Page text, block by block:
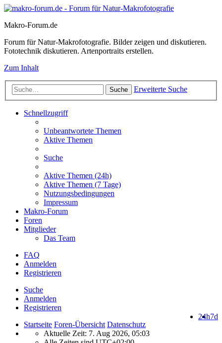
Makro-Forum.de
Forum für Natur-Makrofotografie. Bilder zeigen und diskutieren.
Fototechnik diskutieren. Artenportraits erstellen.
Zum Inhalt
Suche Erweiterte Suche
Schnellzugriff
Unbeantwortete Themen
Aktive Themen
Suche
Aktive Themen (24h)
Aktive Themen (7 Tage)
Nutzungsbedingungen
Impressum
Makro-Forum
Foren
Mitglieder
Das Team
FAQ
Anmelden
Registrieren
Suche
Anmelden
Registrieren
7d
24h
Startseite Foren-Übersicht Datenschutz
Aktuelle Zeit: 7. Aug 2026, 05:03